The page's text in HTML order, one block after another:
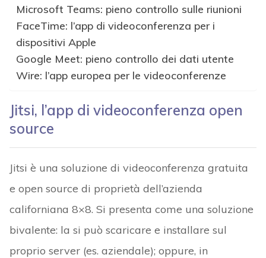
Microsoft Teams: pieno controllo sulle riunioni
FaceTime: l’app di videoconferenza per i
dispositivi Apple
Google Meet: pieno controllo dei dati utente
Wire: l’app europea per le videoconferenze
Jitsi, l’app di videoconferenza open
source
Jitsi è una soluzione di videoconferenza gratuita
e open source di proprietà dell’azienda
californiana 8×8. Si presenta come una soluzione
bivalente: la si può scaricare e installare sul
proprio server (es. aziendale); oppure, in